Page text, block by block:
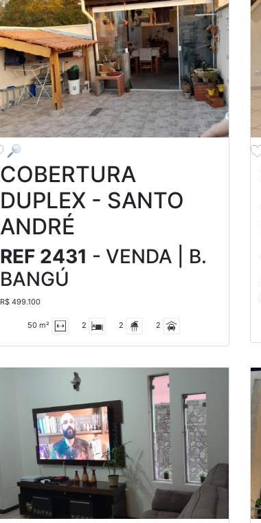
COBERTURA
DUPLEX - SANTO
ANDRÉ
REF 2431 - VENDA | B.
BANGÚ
R$ 499.100
50 m² 2 2 2